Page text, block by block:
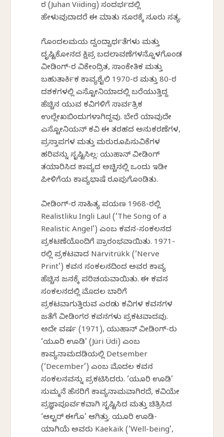
ರ (Juhan Viiding) ಸಂದರ್ಭದಲ್ಲಿ
ಹೇಳುವುದಾದರೆ ಈ ಮಾತು ನೂರಕ್ಕೆ ನೂರು ಸತ್ಯ.
ಗೊಂದಲಮಯ ದ್ವಂದ್ವಾರ್ಥತೆಗಳು ಮತ್ತು
ದೃಷ್ಟಿಕೋನದ ಕ್ಷಿಪ್ರ ಬದಲಾವಣೆಗಳನ್ನೊಳಗೊಂಡ
ವೀಡಿಂಗ್-ರ ವಿಕೇಂದ್ರಿತ, ಸಾಂಕೇತಿಕ ಮತ್ತು
ಬಹುತಾರ್ಕಿಕ ಕಾವ್ಯಶೈಲಿ 1970-ರ ಮತ್ತು 80-ರ
ದಶಕಗಳಲ್ಲಿ ಎಸ್ಟೋನಿಯಾದಲ್ಲಿ ಬರೆಯುತ್ತಿದ್ದ
ಹೆಚ್ಚಿನ ಯುವ ಕವಿಗಳಿಗೆ ಸಾರ್ವತ್ರಿಕ
ಉಲ್ಲೇಖಬಿಂದುಗಳಾಗಿದ್ದವು. ಬೇರೆ ಯಾವುದೇ
ಎಸ್ಟೋನಿಯನ್ ಕವಿ ಈ ತರಹದ ಅನುಕರಣೆಗಳ,
ಪ್ರಸ್ತಾಪಗಳ ಮತ್ತು ಮರುರೂಪಿಸುವಿಕೆಗಳ
ಹರಿವನ್ನು ಸೃಷ್ಟಿಸಿಲ್ಲ: ಯುಹಾನ್ ವೀಡಿಂಗ್
ತಯಾರಿಸಿದ ಕಾವ್ಯದ ಅಚ್ಚಿನಲ್ಲಿ ಒಂದು ಇಡೀ
ಪೀಳಿಗೆಯ ಕಾವ್ಯಭಾಷೆ ರೂಪುಗೊಂಡಿತು.
ವೀಡಿಂಗ್-ರ ಸಾಹಿತ್ಯ ಪಯಣ 1968-ರಲ್ಲಿ
Realistliku Ingli Laul (‘The Song of a
Realistic Angel’) ಎಂಬ ಕವನ-ಸಂಕಲನದ
ಪ್ರಕಟಣೆಯೊಂದಿಗೆ ಪ್ರಾರಂಭವಾಯಿತು. 1971-
ರಲ್ಲಿ ಪ್ರಕಟವಾದ Närvitrükk (‘Nerve
Print’) ಕವನ ಸಂಕಲನದಿಂದ ಅವರ ಕಾವ್ಯ
ಹೆಚ್ಚಿನ ಜನಕ್ಕೆ ಪರಿಚಯವಾಯಿತು. ಈ ಕವನ
ಸಂಕಲನದಲ್ಲಿ ಮೊದಲ ಬಾರಿಗೆ
ಪ್ರಕಟವಾಗುತ್ತಿರುವ ಎರಡು ಕವಿಗಳ ಕವನಗಳ
ಜತೆಗೆ ವೀಡಿಂಗರ ಕವನಗಳು ಪ್ರಕಟವಾದವು.
ಅದೇ ವರ್ಷ (1971), ಯುಹಾನ್ ವೀಡಿಂಗ್-ರು
‘ಯೂರಿ ಊಡಿ’ (Jüri Üdi) ಎಂಬ
ಕಾವ್ಯನಾಮದಡಿಯಲ್ಲಿ Detsember
(‘December’) ಎಂಬ ಮೊದಲ ಕವನ
ಸಂಕಲನವನ್ನು ಪ್ರಕಟಿಸಿದರು. ‘ಯೂರಿ ಊಡಿ’
ಸುಮ್ಮನೆ ಹೆಸರಿಗೆ ಕಾವ್ಯನಾಮವಾಗಿರದೆ, ಕವಿಯೇ
ಪ್ರಜ್ಞಾಪೂರ್ವಕವಾಗಿ ಸೃಷ್ಟಿಸಿದ ಮತ್ತು ಚಿತ್ರಿಸಿದ
‘ಆಲ್ಟರ್ ಈಗೊ’ ಆಗಿತ್ತು. ಯೂರಿ ಊಡಿ-
ಯಾಗಿಯೆ ಅವರು Käekäik (‘Well-being’,